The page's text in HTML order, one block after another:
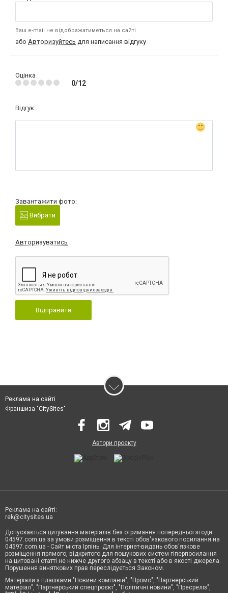
Ваш e-mail не відображатиметься на сайті
або Авторизуйтесь для написання відгуку
Оцінка
0/12
Відгук:
Завантажити фото:
Вибрати
Авторизуватись
Відправити
Реклама на сайті
Франшиза "CitySites"
Автори проєкту
Реклама на сайті:
rek@citysites.ua
Допускається цитування матеріалів без отримання попередньої згоди
04597.com.ua за умови розміщення в тексті обов'язкового посилання на
04597.com.ua - Сайт міста Ірпінь. Для інтернет-видань обов'язкове
розміщення прямого, відкритого для пошукових систем гіперпосилання
на цитовані статті не нижче другого абзацу в тексті або в якості джерела.
Порушення виняткових прав переслідується Законом.
Матеріали з плашками "Новини компаній", "Промо", "Партнерський
матеріал", "Партнерський спецпроєкт", "Політичні новини", "Пресреліз",